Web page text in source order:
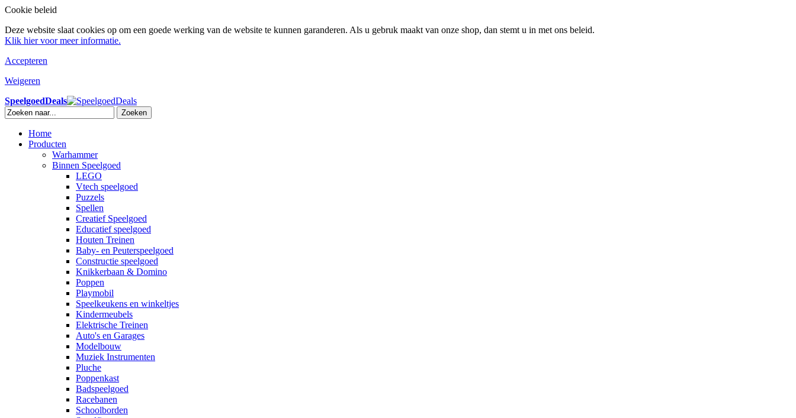
Cookie beleid
Deze website slaat cookies op om een goede werking van de website te kunnen garanderen. Als u gebruk maakt van onze shop, dan stemt u in met ons beleid.
Klik hier voor meer informatie.
Accepteren
Weigeren
SpeelgoedDeals
Zoeken
Home
Producten
Warhammer
Binnen Speelgoed
LEGO
Vtech speelgoed
Puzzels
Spellen
Creatief Speelgoed
Educatief speelgoed
Houten Treinen
Baby- en Peuterspeelgoed
Constructie speelgoed
Knikkerbaan & Domino
Poppen
Playmobil
Speelkeukens en winkeltjes
Kindermeubels
Elektrische Treinen
Auto's en Garages
Modelbouw
Muziek Instrumenten
Pluche
Poppenkast
Badspeelgoed
Racebanen
Schoolborden